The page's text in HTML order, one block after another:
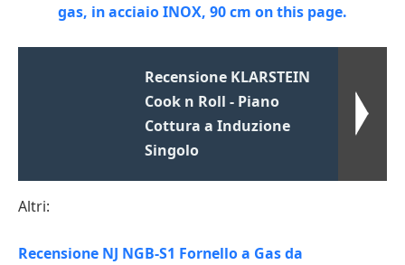
Recensione KLARSTEIN
Cook n Roll - Piano
Cottura a Induzione
Singolo
Altri:
Recensione NJ NGB-S1 Fornello a Gas da